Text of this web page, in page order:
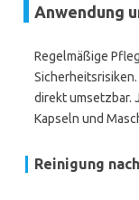
Anwendung
Regelmäßige
direkt umsetzbar.
Kapseln und
Reinigung